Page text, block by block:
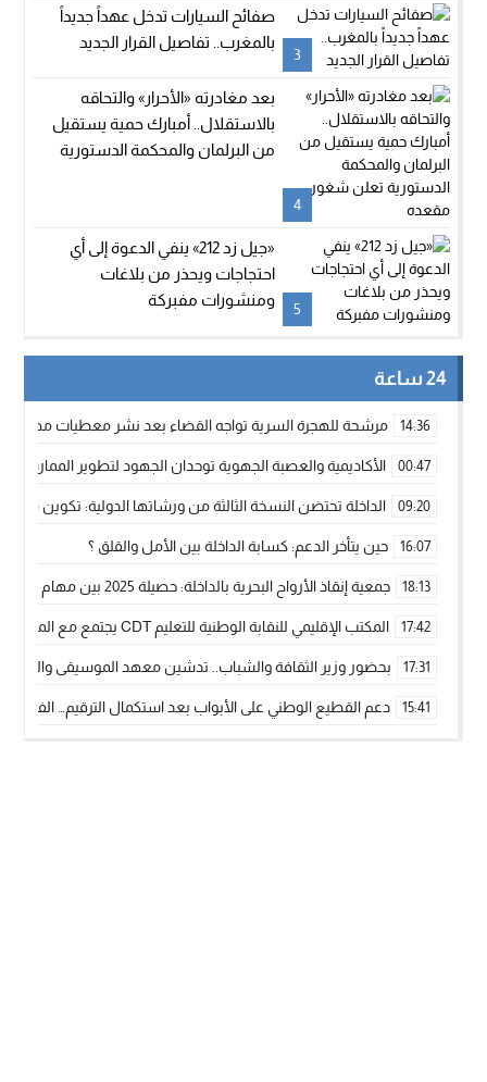
3
صفائح السيارات تدخل عهداً جديداً
بالمغرب.. تفاصيل القرار الجديد
4
بعد مغادرته «الأحرار» والتحاقه
بالاستقلال.. أمبارك حمية يستقيل
من البرلمان والمحكمة الدستورية
5
«جيل زد 212» ينفي الدعوة إلى أي
احتجاجات ويحذر من بلاغات
ومنشورات مفبركة
24 ساعة
14:36 مرشحة للهجرة السرية تواجه القضاء بعد نشر معطيات مضللة
00:47 الأكاديمية والعصبة الجهوية توحدان الجهود لتطوير الممارسة
09:20 الداخلة تحتضن النسخة الثالثة من ورشاتها الدولية: تكوين
16:07 حين يتأخر الدعم: كسابة الداخلة بين الأمل والقلق ؟
18:13 جمعية إنقاذ الأرواح البحرية بالداخلة: حصيلة 2025 بين مهام الإنقاذ ومشروع “دار البحار”
17:42 المكتب الإقليمي للنقابة الوطنية للتعليم CDT يجتمع مع المدير الإقليمي لمناقشة ملفات جوهرية لنساء ورجال التعليم
17:31 بحضور وزير الثقافة والشباب.. تدشين معهد الموسيقى والفنون
15:41 دعم القطيع الوطني على الأبواب بعد استكمال الترقيم…